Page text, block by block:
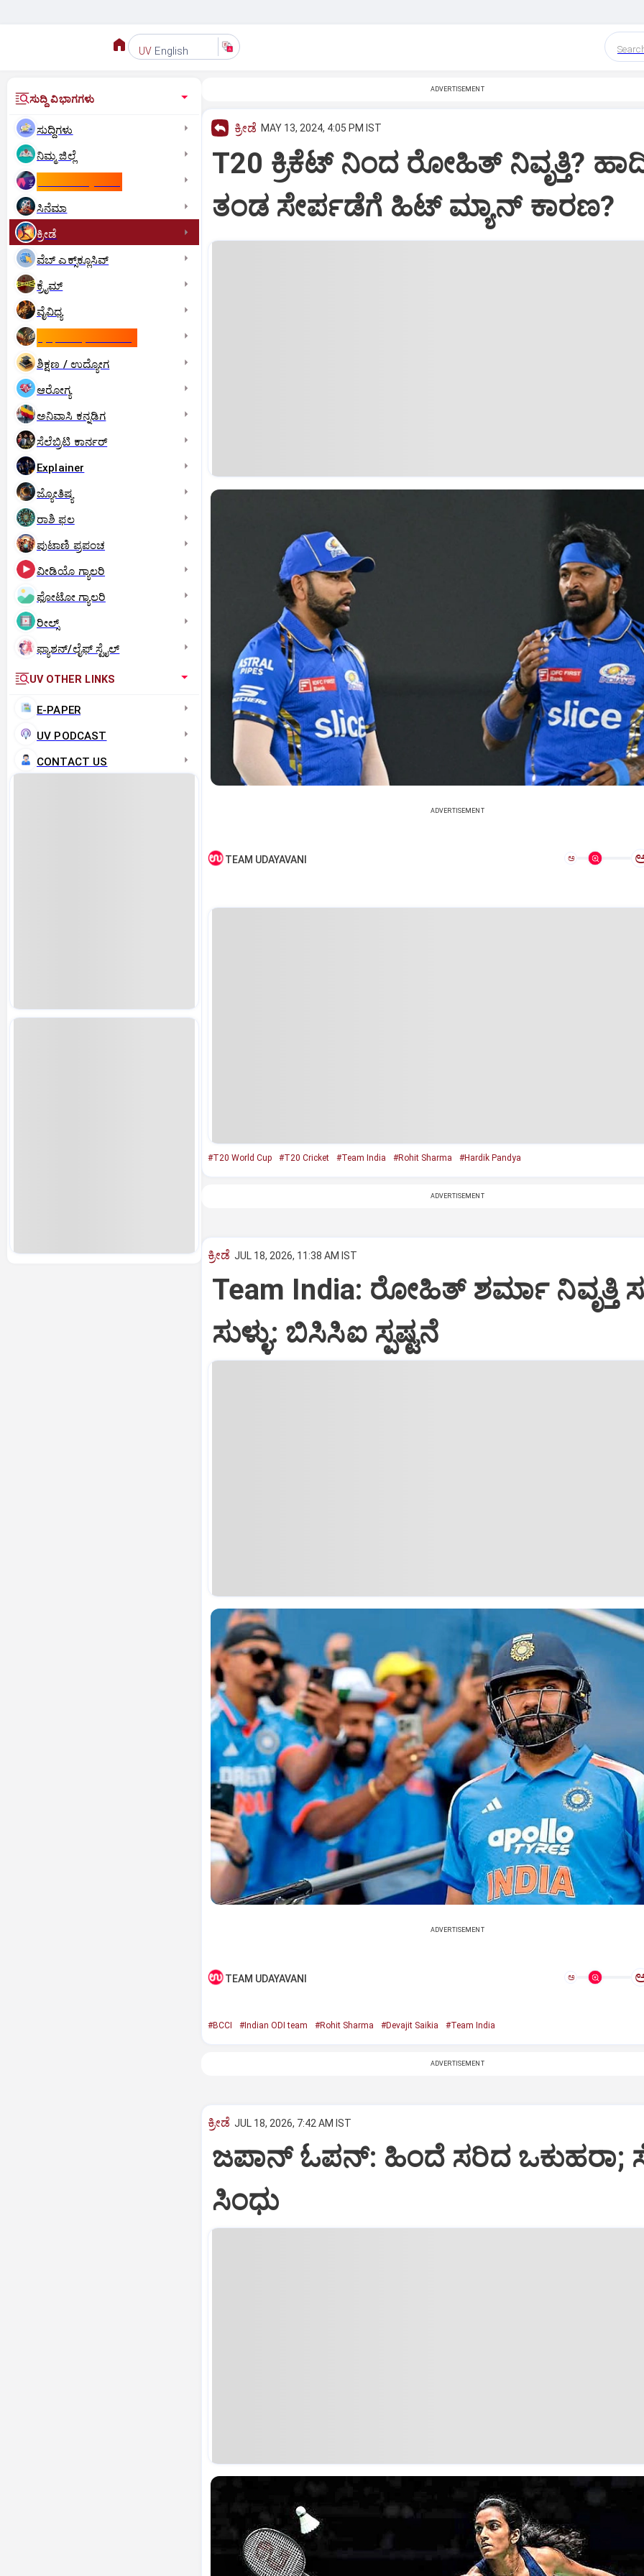
UV English
ಸುದ್ದಿ ವಿಭಾಗಗಳು
ಸುದ್ದಿಗಳು
ನಿಮ್ಮ ಜಿಲ್ಲೆ
ಸಿನೆಮಾ
ಕ್ರೀಡೆ
ವೆಬ್ ಎಕ್ಸ್‌ಕ್ಲೂಸಿವ್
ಕ್ರೈಮ್
ವೈವಿಧ್ಯ
ಶಿಕ್ಷಣ / ಉದ್ಯೋಗ
ಆರೋಗ್ಯ
ಅನಿವಾಸಿ ಕನ್ನಡಿಗ
ಸೆಲೆಬ್ರಿಟಿ ಕಾರ್ನರ್‌
Explainer
ಜ್ಯೋತಿಷ್ಯ
ರಾಶಿ ಫಲ
ಪುಟಾಣಿ ಪ್ರಪಂಚ
ವೀಡಿಯೊ ಗ್ಯಾಲರಿ
ಫೋಟೋ ಗ್ಯಾಲರಿ
ರೀಲ್ಸ್
ಫ್ಯಾಶನ್/ಲೈಫ್‌ ಸ್ಟೈಲ್
UV OTHER LINKS
E-PAPER
UV PODCAST
CONTACT US
ADVERTISEMENT
ಕ್ರೀಡೆ MAY 13, 2024, 4:05 PM IST
T20 ಕ್ರಿಕೆಟ್ ನಿಂದ ರೋಹಿತ್ ನಿವೃತ್ತಿ?
ತಂಡ ಸೇರ್ಪಡೆಗೆ ಹಿಟ್ ಮ್ಯಾನ್ ಕಾರಣ?
ADVERTISEMENT
TEAM UDAYAVANI ಅ
#T20 World Cup #T20 Cricket #Team India #Rohit Sharma #Hardik Pandya
ADVERTISEMENT
ಕ್ರೀಡೆ JUL 18, 2026, 11:38 AM IST
Team India: ರೋಹಿತ್‌ ಶರ್ಮಾ ನಿವೃತ್ತಿ
ಸುಳ್ಳು: ಬಿಸಿಸಿಐ ಸ್ಪಷ್ಟನೆ
ADVERTISEMENT
TEAM UDAYAVANI ಅ
#BCCI #Indian ODI team #Rohit Sharma #Devajit Saikia #Team India
ADVERTISEMENT
ಕ್ರೀಡೆ JUL 18, 2026, 7:42 AM IST
ಜಪಾನ್‌ ಓಪನ್‌: ಹಿಂದೆ ಸರಿದ ಒಕುಹರಾ;
ಸಿಂಧು